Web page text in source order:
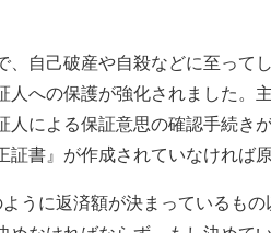
、自己破産や自殺などに至って
人への保護が強化されました。
人による保証意思の確認手続き
書』が作成されていなければ
うに返済額が決まっているも